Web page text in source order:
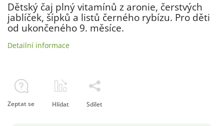
Dětský čaj plný vitamínů z aronie, čerstvých
jablíček, šípků a listů černého rybízu. Pro děti
od ukončeného 9. měsíce.
Detailní informace
Zeptat se Hlídat Sdílet